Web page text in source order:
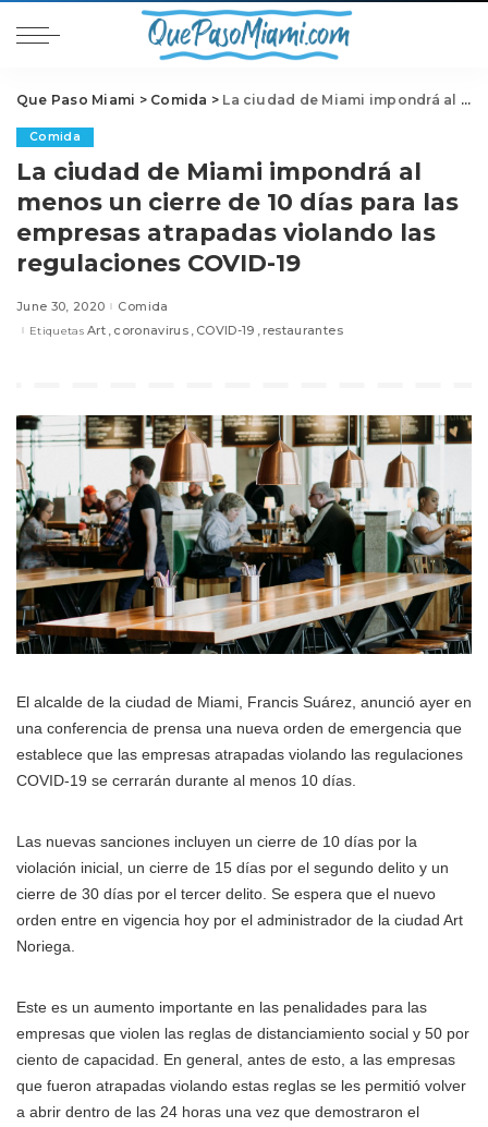
Que Paso Miami > Comida > La ciudad de Miami impondrá al menos un cierre de 10 días para las empresas atrapadas violando las regulaciones COVID-19
Comida
La ciudad de Miami impondrá al
menos un cierre de 10 días para las
empresas atrapadas violando las
regulaciones COVID-19
June 30, 2020 Comida
Etiquetas Art coronavirus COVID-19 restaurantes
El alcalde de la ciudad de Miami, Francis Suárez, anunció ayer en
una conferencia de prensa una nueva orden de emergencia que
establece que las empresas atrapadas violando las regulaciones
COVID-19 se cerrarán durante al menos 10 días.
Las nuevas sanciones incluyen un cierre de 10 días por la
violación inicial, un cierre de 15 días por el segundo delito y un
cierre de 30 días por el tercer delito. Se espera que el nuevo
orden entre en vigencia hoy por el administrador de la ciudad Art
Noriega.
Este es un aumento importante en las penalidades para las
empresas que violen las reglas de distanciamiento social y 50 por
ciento de capacidad. En general, antes de esto, a las empresas
que fueron atrapadas violando estas reglas se les permitió volver
a abrir dentro de las 24 horas una vez que demostraron el